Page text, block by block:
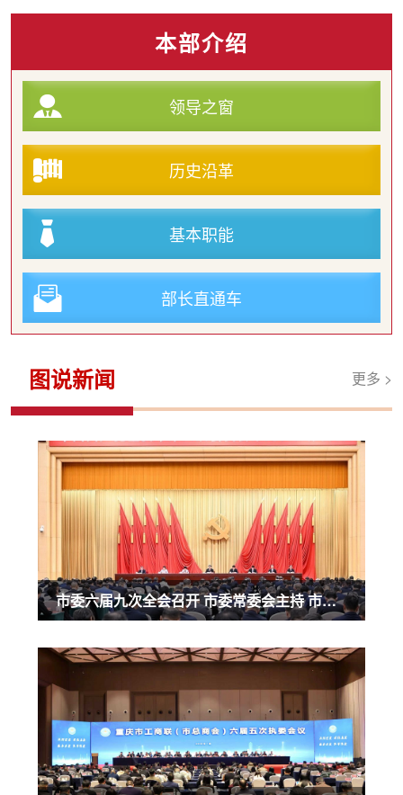
本部介绍
领导之窗
历史沿革
基本职能
部长直通车
图说新闻 更多 >
市委六届九次全会召开 市委常委会主持 市委书记袁家军讲话